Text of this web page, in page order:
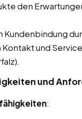
den
Kundenbindung
und
und
: